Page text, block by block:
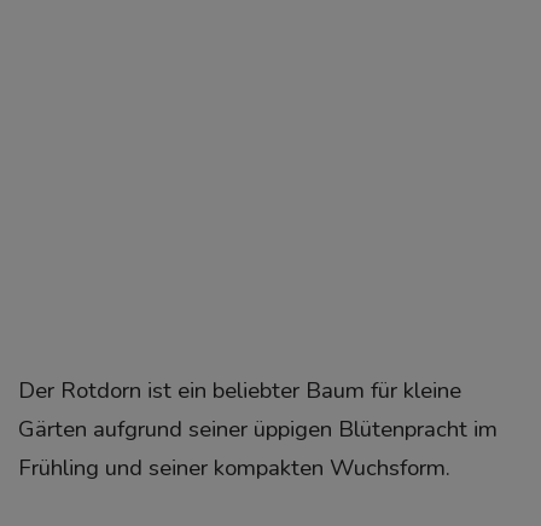
Der Rotdorn ist ein beliebter Baum für kleine
Gärten aufgrund seiner üppigen Blütenpracht im
Frühling und seiner kompakten Wuchsform.